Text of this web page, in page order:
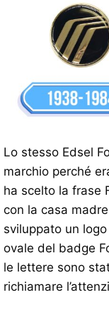
Lo stesso Edsel
marchio perché
ha scelto la frase
con la casa
sviluppato un
ovale del badge
le lettere sono
richiamare